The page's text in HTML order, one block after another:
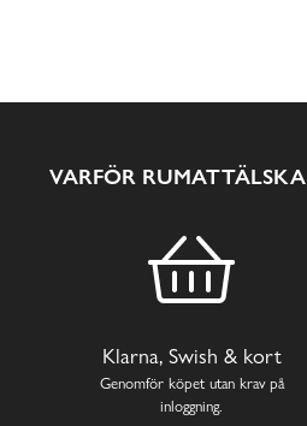
VARFÖR
Klarna, Swish & kort
Genomför köpet utan krav på
inloggning.